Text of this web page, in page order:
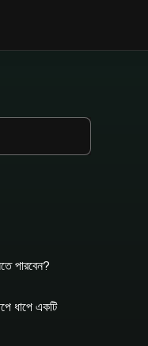
পারবেন?
ধাপে একটি